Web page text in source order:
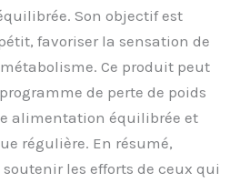
Son objectif est
favoriser la sensation de
Ce produit peut
de perte de poids
alimentation équilibrée et
régulière. En résumé,
les efforts de ceux qui